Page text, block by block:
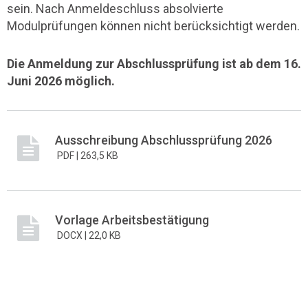
sein. Nach Anmeldeschluss absolvierte
Modulprüfungen können nicht berücksichtigt werden.
Die Anmeldung zur Abschlussprüfung ist ab dem 16.
Juni 2026 möglich.
Ausschreibung Abschlussprüfung 2026
PDF | 263,5 KB
Vorlage Arbeitsbestätigung
DOCX | 22,0 KB